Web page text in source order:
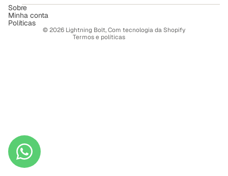
Sobre
Minha conta
Políticas
© 2026 Lightning Bolt,Com tecnologia da Shopify
Termos e políticas
Termos de serviço
Política de frete